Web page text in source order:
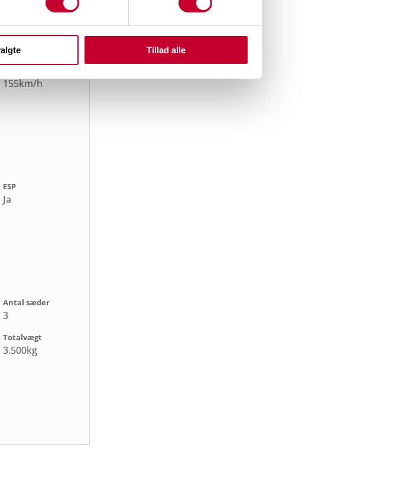
Tillad alle
Drivmiddel
Diesel
155km/h
ESP
Ja
Antal sæder
3
Totalvægt
3.500kg